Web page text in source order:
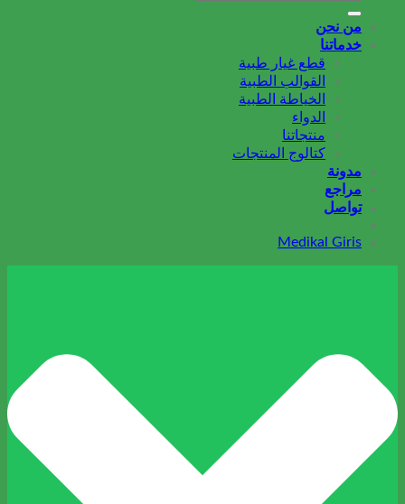
عن:
من نحن
خدماتنا
قطع غيار طبية
القوالب الطبية
الخياطة الطبية
الدواء
منتجاتنا
كتالوج المنتجات
مدونة
مراجع
تواصل
Medikal Giris